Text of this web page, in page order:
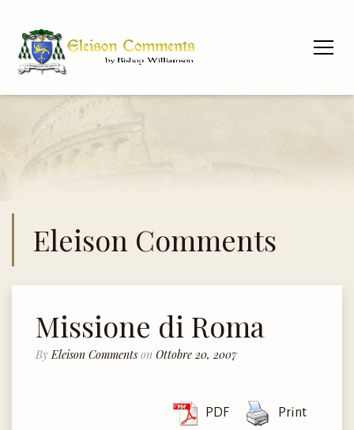
Eleison Comments
Missione di Roma
By Eleison Comments on Ottobre 20, 2007
PDF Print